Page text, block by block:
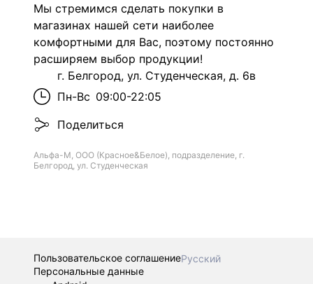
Мы стремимся сделать покупки в
магазинах нашей сети наиболее
комфортными для Вас, поэтому постоянно
расширяем выбор продукции!
г. Белгород, ул. Студенческая, д. 6в
Пн-Вс 09:00-22:05
Поделиться
Альфа-М, ООО (Красное&Белое), подразделение, г.
Белгород, ул. Студенческая
Пользовательское соглашениеРусский
Персональные данные